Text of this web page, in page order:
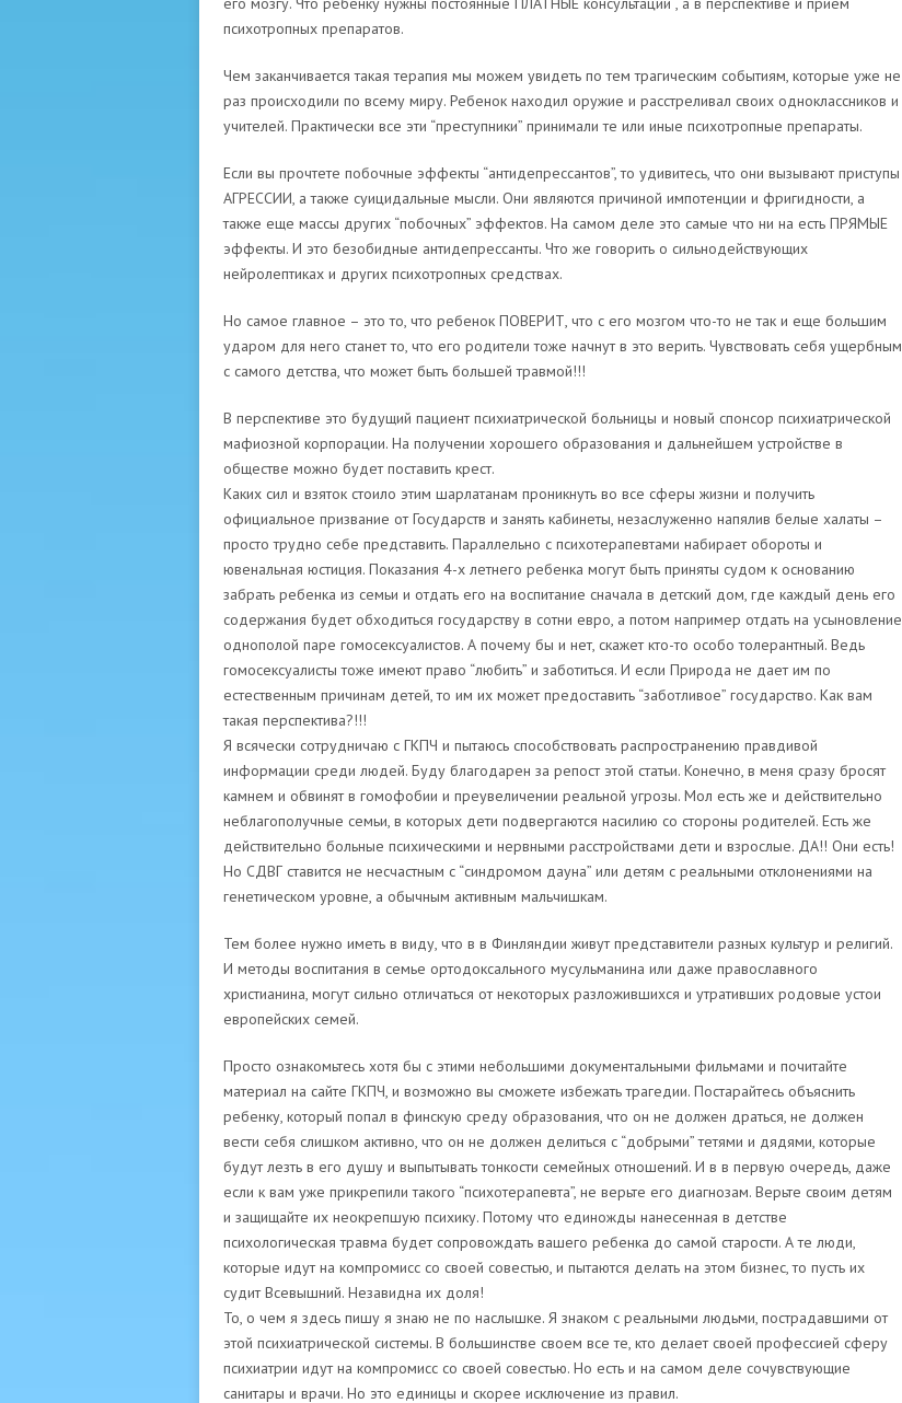
психотропных препаратов.
Чем заканчивается такая терапия мы можем увидеть по тем трагическим событиям, которые уже не
раз происходили по всему миру. Ребенок находил оружие и расстреливал своих одноклассников и
учителей. Практически все эти “преступники” принимали те или иные психотропные препараты.
Если вы прочтете побочные эффекты “антидепрессантов”, то удивитесь, что они вызывают приступы
АГРЕССИИ, а также суицидальные мысли. Они являются причиной импотенции и фригидности, а
также еще массы других “побочных” эффектов. На самом деле это самые что ни на есть ПРЯМЫЕ
эффекты. И это безобидные антидепрессанты. Что же говорить о сильнодействующих
нейролептиках и других психотропных средствах.
Но самое главное – это то, что ребенок ПОВЕРИТ, что с его мозгом что-то не так и еще большим
ударом для него станет то, что его родители тоже начнут в это верить. Чувствовать себя ущербным
с самого детства, что может быть большей травмой!!!
В перспективе это будущий пациент психиатрической больницы и новый спонсор психиатрической
мафиозной корпорации. На получении хорошего образования и дальнейшем устройстве в
обществе можно будет поставить крест.
Каких сил и взяток стоило этим шарлатанам проникнуть во все сферы жизни и получить
официальное призвание от Государств и занять кабинеты, незаслуженно напялив белые халаты –
просто трудно себе представить. Параллельно с психотерапевтами набирает обороты и
ювенальная юстиция. Показания 4-х летнего ребенка могут быть приняты судом к основанию
забрать ребенка из семьи и отдать его на воспитание сначала в детский дом, где каждый день его
содержания будет обходиться государству в сотни евро, а потом например отдать на усыновление
однополой паре гомосексуалистов. А почему бы и нет, скажет кто-то особо толерантный. Ведь
гомосексуалисты тоже имеют право “любить” и заботиться. И если Природа не дает им по
естественным причинам детей, то им их может предоставить “заботливое” государство. Как вам
такая перспектива?!!!
Я всячески сотрудничаю с ГКПЧ и пытаюсь способствовать распространению правдивой
информации среди людей. Буду благодарен за репост этой статьи. Конечно, в меня сразу бросят
камнем и обвинят в гомофобии и преувеличении реальной угрозы. Мол есть же и действительно
неблагополучные семьи, в которых дети подвергаются насилию со стороны родителей. Есть же
действительно больные психическими и нервными расстройствами дети и взрослые. ДА!! Они есть!
Но СДВГ ставится не несчастным с “синдромом дауна” или детям с реальными отклонениями на
генетическом уровне, а обычным активным мальчишкам.
Тем более нужно иметь в виду, что в в Финляндии живут представители разных культур и религий.
И методы воспитания в семье ортодоксального мусульманина или даже православного
христианина, могут сильно отличаться от некоторых разложившихся и утративших родовые устои
европейских семей.
Просто ознакомьтесь хотя бы с этими небольшими документальными фильмами и почитайте
материал на сайте ГКПЧ, и возможно вы сможете избежать трагедии. Постарайтесь объяснить
ребенку, который попал в финскую среду образования, что он не должен драться, не должен
вести себя слишком активно, что он не должен делиться с “добрыми” тетями и дядями, которые
будут лезть в его душу и выпытывать тонкости семейных отношений. И в в первую очередь, даже
если к вам уже прикрепили такого “психотерапевта”, не верьте его диагнозам. Верьте своим детям
и защищайте их неокрепшую психику. Потому что единожды нанесенная в детстве
психологическая травма будет сопровождать вашего ребенка до самой старости. А те люди,
которые идут на компромисс со своей совестью, и пытаются делать на этом бизнес, то пусть их
судит Всевышний. Незавидна их доля!
То, о чем я здесь пишу я знаю не по наслышке. Я знаком с реальными людьми, пострадавшими от
этой психиатрической системы. В большинстве своем все те, кто делает своей профессией сферу
психиатрии идут на компромисс со своей совестью. Но есть и на самом деле сочувствующие
санитары и врачи. Но это единицы и скорее исключение из правил.